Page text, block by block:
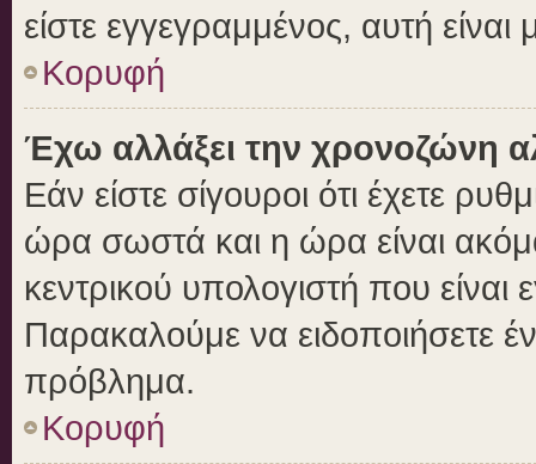
είστε εγγεγραμμένος, αυτή είναι
Κορυφή
Έχω αλλάξει την χρονοζώνη
Εάν είστε σίγουροι ότι έχετε
ώρα σωστά και η ώρα είναι
κεντρικού υπολογιστή που
Παρακαλούμε να ειδοποιήσετε
πρόβλημα.
Κορυφή